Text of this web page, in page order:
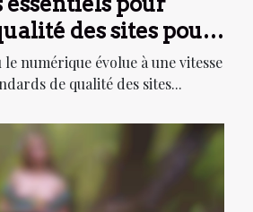
des sites pour
numérique évolue à une vitesse
de qualité des sites...